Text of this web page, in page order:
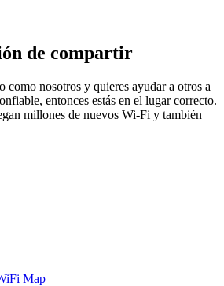
de compartir
como nosotros y quieres ayudar a otros a
entonces estás en el lugar correcto.
millones de nuevos Wi-Fi y también
Map